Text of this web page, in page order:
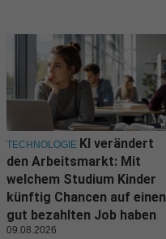
TECHNOLOGIE KI verändert
den Arbeitsmarkt: Mit
welchem Studium Kinder
künftig Chancen auf einen
gut bezahlten Job haben
09.08.2026